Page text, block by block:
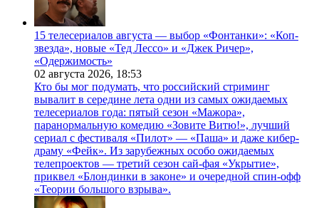
15 телесериалов августа — выбор «Фонтанки»: «Коп-
звезда», новые «Тед Лессо» и «Джек Ричер»,
«Одержимость»
02 августа 2026, 18:53
Кто бы мог подумать, что российский стриминг
вывалит в середине лета одни из самых ожидаемых
телесериалов года: пятый сезон «Мажора»,
паранормальную комедию «Зовите Витю!», лучший
сериал с фестиваля «Пилот» — «Паша» и даже кибер-
драму «Фейк». Из зарубежных особо ожидаемых
телепроектов — третий сезон сай-фая «Укрытие»,
приквел «Блондинки в законе» и очередной спин-офф
«Теории большого взрыва».